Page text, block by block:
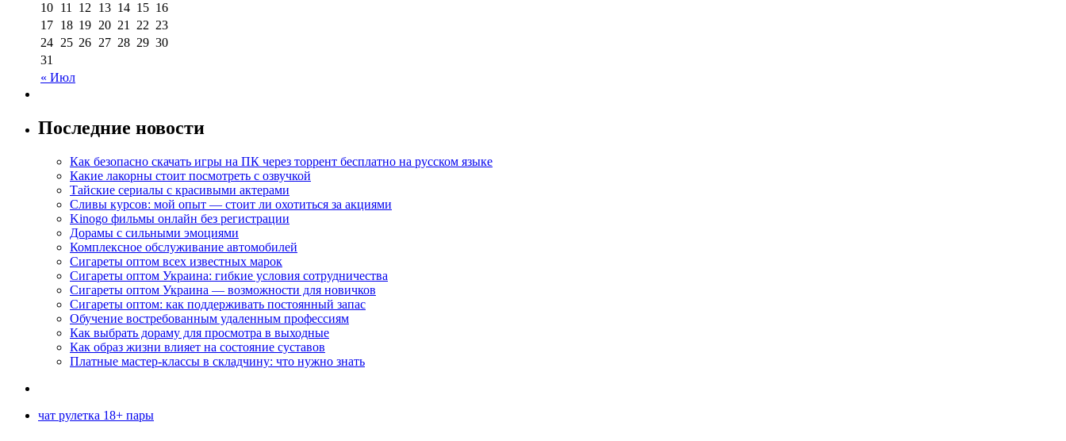
« Июл
10 11 12 13 14 15 16
17 18 19 20 21 22 23
24 25 26 27 28 29 30
31
Последние новости
Как безопасно скачать игры на ПК через торрент бесплатно на русском языке
Какие лакорны стоит посмотреть с озвучкой
Тайские сериалы с красивыми актерами
Сливы курсов: мой опыт — стоит ли охотиться за акциями
Kinogo фильмы онлайн без регистрации
Дорамы с сильными эмоциями
Комплексное обслуживание автомобилей
Сигареты оптом всех известных марок
Сигареты оптом Украина: гибкие условия сотрудничества
Сигареты оптом Украина — возможности для новичков
Сигареты оптом: как поддерживать постоянный запас
Обучение востребованным удаленным профессиям
Как выбрать дораму для просмотра в выходные
Как образ жизни влияет на состояние суставов
Платные мастер-классы в складчину: что нужно знать
чат рулетка 18+ пары